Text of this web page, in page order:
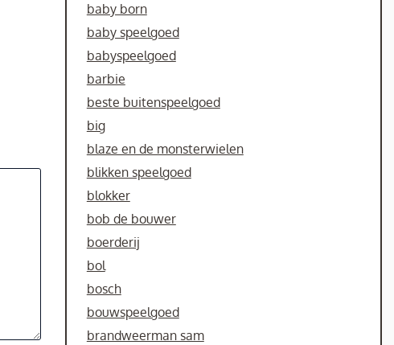
baby born
baby speelgoed
babyspeelgoed
barbie
beste buitenspeelgoed
big
blaze en de monsterwielen
blikken speelgoed
blokker
bob de bouwer
boerderij
bol
bosch
bouwspeelgoed
brandweerman sam